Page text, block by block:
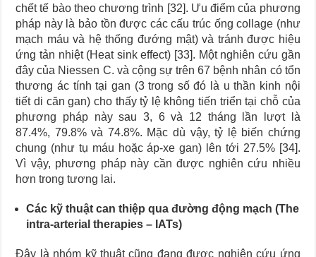
chết tế bào theo chương trình [32]. Ưu điểm của phương
pháp này là bảo tồn được các cấu trúc ống collage (như
mạch máu và hệ thống đướng mật) và tránh được hiệu
ứng tản nhiệt (Heat sink effect) [33]. Một nghiên cứu gần
đây của Niessen C. và cộng sự trên 67 bệnh nhân có tổn
thương ác tính tại gan (3 trong số đó là u thần kinh nội
tiết di căn gan) cho thấy tỷ lệ không tiến triển tại chỗ của
phương pháp này sau 3, 6 và 12 tháng lần lượt là
87.4%, 79.8% và 74.8%. Mặc dù vậy, tỷ lệ biến chứng
chung (như tụ máu hoặc áp-xe gan) lên tới 27.5% [34].
Vì vậy, phương pháp này cần được nghiên cứu nhiều
hơn trong tương lai.
Các kỹ thuật can thiệp qua đường động mạch (The
intra-arterial therapies – IATs)
Đây là nhóm kỹ thuật cũng đang được nghiên cứu ứng